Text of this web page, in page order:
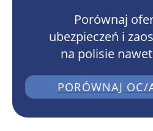
Porównaj
ubezpieczeń i
na polisie nawet
PORÓWNAJ OC/